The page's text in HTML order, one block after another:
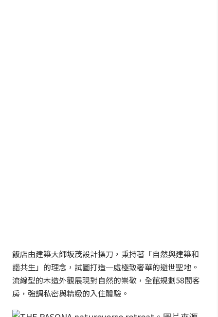
飯店由建築大師坂茂設計操刀，秉持著「自然與建築和
諧共生」的理念，試圖打造一處極致奢華的避世聖地。
流線型的木造外觀展現對自然的崇敬，全館規劃58間客
房，強調私密與精緻的入住體驗。